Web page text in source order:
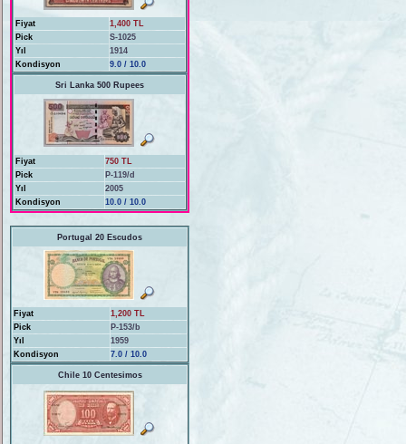
Fiyat
1,400 TL
Pick
S-1025
Yıl
1914
Kondisyon
9.0 / 10.0
Sri Lanka 500 Rupees
Fiyat
750 TL
Pick
P-119/d
Yıl
2005
Kondisyon
10.0 / 10.0
Portugal 20 Escudos
Fiyat
1,200 TL
Pick
P-153/b
Yıl
1959
Kondisyon
7.0 / 10.0
Chile 10 Centesimos